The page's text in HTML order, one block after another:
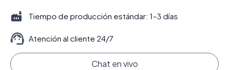
Tiempo de producción estándar: 1–3 días
Atención al cliente 24/7
Chat en vivo